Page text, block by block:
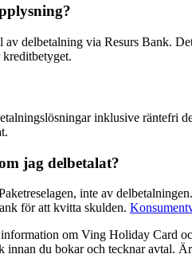
av delbetalning via Resurs Bank.
inklusive räntefri
jag delbetalat?
inte av
för att kvitta skulden.
om Ving Holiday Card
du bokar och tecknar avtal.